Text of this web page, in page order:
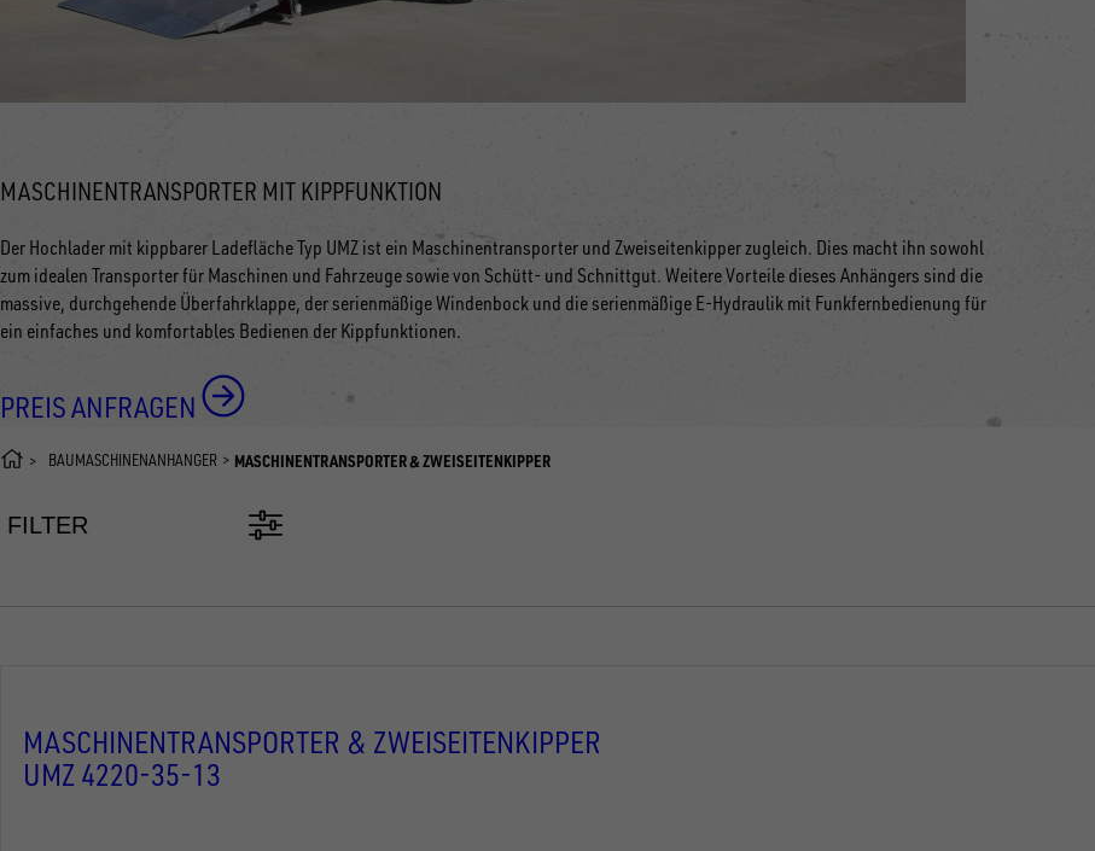
MASCHINENTRANSPORTER MIT KIPPFUNKTION
Der Hochlader mit kippbarer Ladefläche Typ UMZ ist ein Maschinentransporter und Zweiseitenkipper zugleich. Dies macht ihn sowohl
zum idealen Transporter für Maschinen und Fahrzeuge sowie von Schütt- und Schnittgut. Weitere Vorteile dieses Anhängers sind die
massive, durchgehende Überfahrklappe, der serienmäßige Windenbock und die serienmäßige E-Hydraulik mit Funkfernbedienung für
ein einfaches und komfortables Bedienen der Kippfunktionen.
PREIS ANFRAGEN
BAUMASCHINENANHÄNGER MASCHINENTRANSPORTER & ZWEISEITENKIPPER
FILTER
MASCHINENTRANSPORTER & ZWEISEITENKIPPER
UMZ 4220-35-13